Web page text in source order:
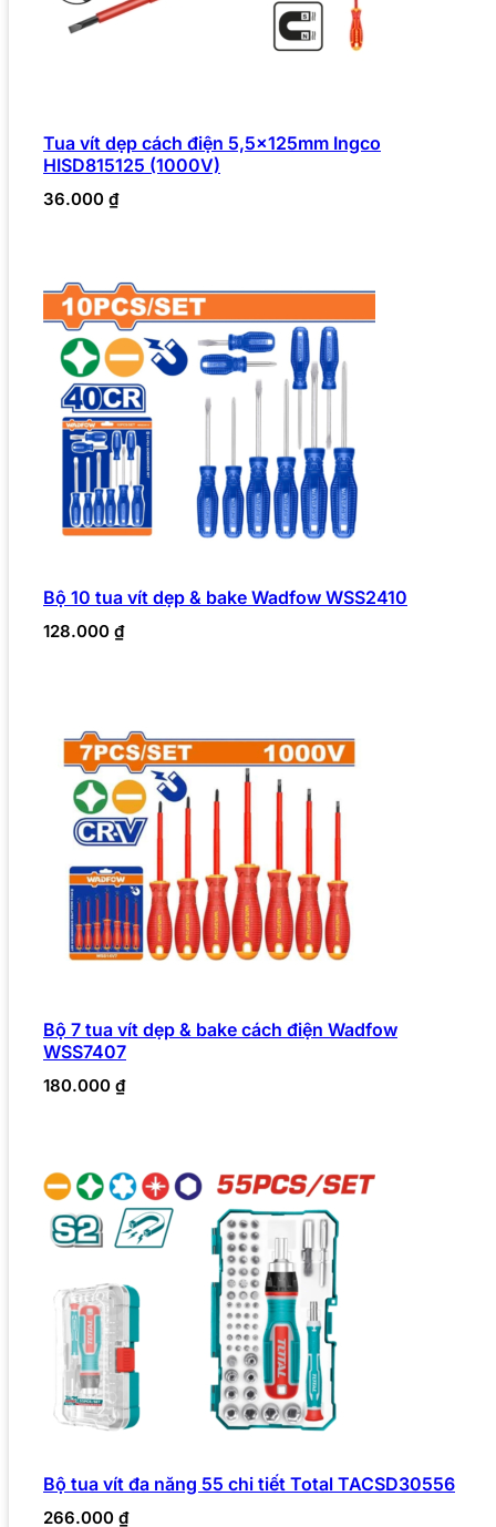
Tua vít dẹp cách điện 5,5x125mm Ingco
HISD815125 (1000V)
36.000 ₫
Bộ 10 tua vít dẹp & bake Wadfow WSS2410
128.000 ₫
Bộ 7 tua vít dẹp & bake cách điện Wadfow
WSS7407
180.000 ₫
Bộ tua vít đa năng 55 chi tiết Total TACSD30556
266.000 ₫